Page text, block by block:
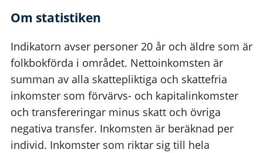
Om statistiken
Indikatorn avser personer 20 år och äldre som är
folkbokförda i området. Nettoinkomsten är
summan av alla skattepliktiga och skattefria
inkomster som förvärvs- och kapitalinkomster
och transfereringar minus skatt och övriga
negativa transfer. Inkomsten är beräknad per
individ. Inkomster som riktar sig till hela